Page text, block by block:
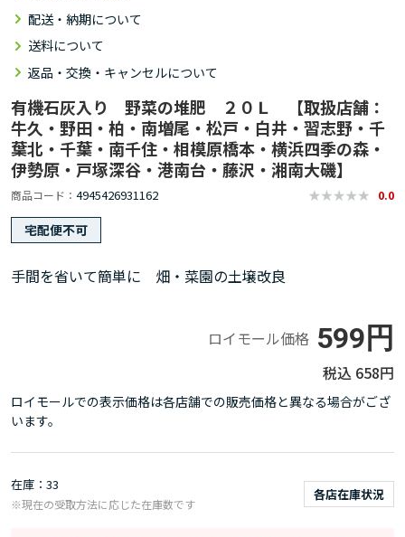
配送・納期について
送料について
返品・交換・キャンセルについて
有機石灰入り 野菜の堆肥 ２０Ｌ 【取扱店舗：
牛久・野田・柏・南増尾・松戸・白井・習志野・千
葉北・千葉・南千住・相模原橋本・横浜四季の森・
伊勢原・戸塚深谷・港南台・藤沢・湘南大磯】
商品コード 4945426931162 0.0
宅配便不可
手間を省いて簡単に 畑・菜園の土壌改良
ロイモール価格 599円
658円
ロイモールでの表示価格は各店舗での販売価格と異なる場合がござ
います。
在庫 33
各店在庫状況
※現在の受取方法に応じた在庫数です